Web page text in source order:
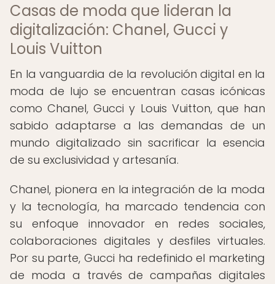
Casas de moda que lideran la
digitalización: Chanel, Gucci y
Louis Vuitton
En la vanguardia de la revolución digital en la
moda de lujo se encuentran casas icónicas
como Chanel, Gucci y Louis Vuitton, que han
sabido adaptarse a las demandas de un
mundo digitalizado sin sacrificar la esencia
de su exclusividad y artesanía.
Chanel, pionera en la integración de la moda
y la tecnología, ha marcado tendencia con
su enfoque innovador en redes sociales,
colaboraciones digitales y desfiles virtuales.
Por su parte, Gucci ha redefinido el marketing
de moda a través de campañas digitales